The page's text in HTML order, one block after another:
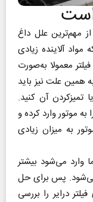
است
مهم‌ترین علل داغ
آلاینده زیادی
معمولا به‌صورت
همین علت نیز باید
آن کنید.
موتور وارد کرده و
به میزان زیادی
وارد می‌شود بیشتر
می‌شود. پس برای حل
درایر را بررسی